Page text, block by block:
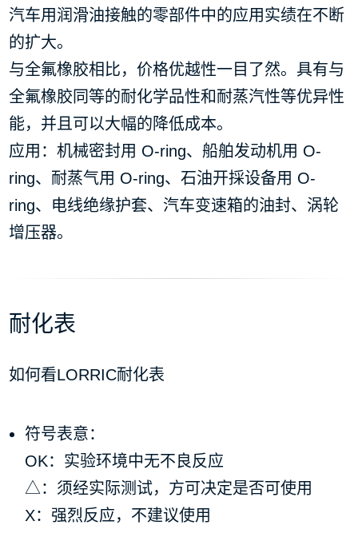
汽车用润滑油接触的零部件中的应用实绩在不断
的扩大。
与全氟橡胶相比，价格优越性一目了然。具有与
全氟橡胶同等的耐化学品性和耐蒸汽性等优异性
能，并且可以大幅的降低成本。
应用：机械密封用 O-ring、船舶发动机用 O-
ring、耐蒸气用 O-ring、石油开採设备用 O-
ring、电线绝缘护套、汽车变速箱的油封、涡轮
增压器。
耐化表
如何看LORRIC耐化表
符号表意：
OK：实验环境中无不良反应
△：须经实际测试，方可决定是否可使用
X：强烈反应，不建议使用